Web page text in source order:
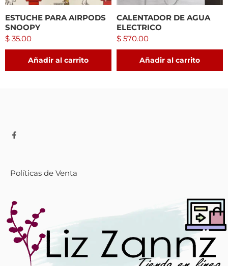
ESTUCHE PARA AIRPODS
SNOOPY
$ 35.00
Añadir al carrito
CALENTADOR DE AGUA
ELECTRICO
$ 570.00
Añadir al carrito
Políticas de Venta